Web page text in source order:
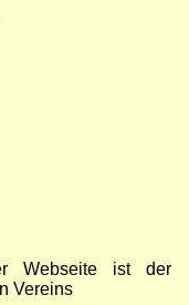
Webseite ist der
Vereins